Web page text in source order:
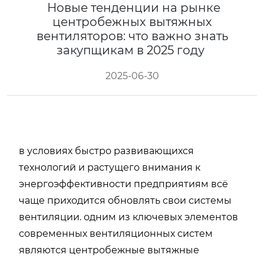
Новые тенденции на рынке
центробежных вытяжных
вентиляторов: что важно знать
закупщикам в 2025 году
2025-06-30
в условиях быстро развивающихся
технологий и растущего внимания к
энергоэффективности предприятиям всё
чаще приходится обновлять свои системы
вентиляции. одним из ключевых элементов
современных вентиляционных систем
являются центробежные вытяжные